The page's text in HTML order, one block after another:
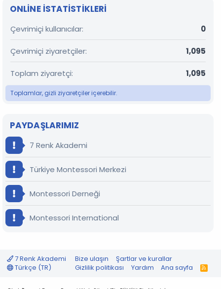
ONLINE ISTATISTIKLERI
Çevrimiçi kullanıcılar 0
Çevrimiçi ziyaretçiler 1,095
Toplam ziyaretçi 1,095
Toplamlar, gizli ziyaretçiler içerebilir.
PAYDAŞLARIMIZ
7 Renk Akademi
Türkiye Montessori Merkezi
Montessori Derneği
Montessori International
7 Renk Akademi
Türkçe (TR)
Bize ulaşın
Şartlar ve kurallar
Gizlilik politikası
Yardım Ana sayfa
R
S